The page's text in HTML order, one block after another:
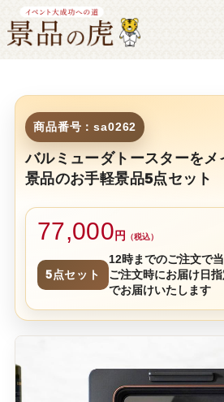
商品番号：sa0262
バルミューダトースターを
景品のお手軽景品5点セット
77,000 円 （税込）
5点セット
12時までのご注文で
ご注文時にお届け日
でお届けいたします